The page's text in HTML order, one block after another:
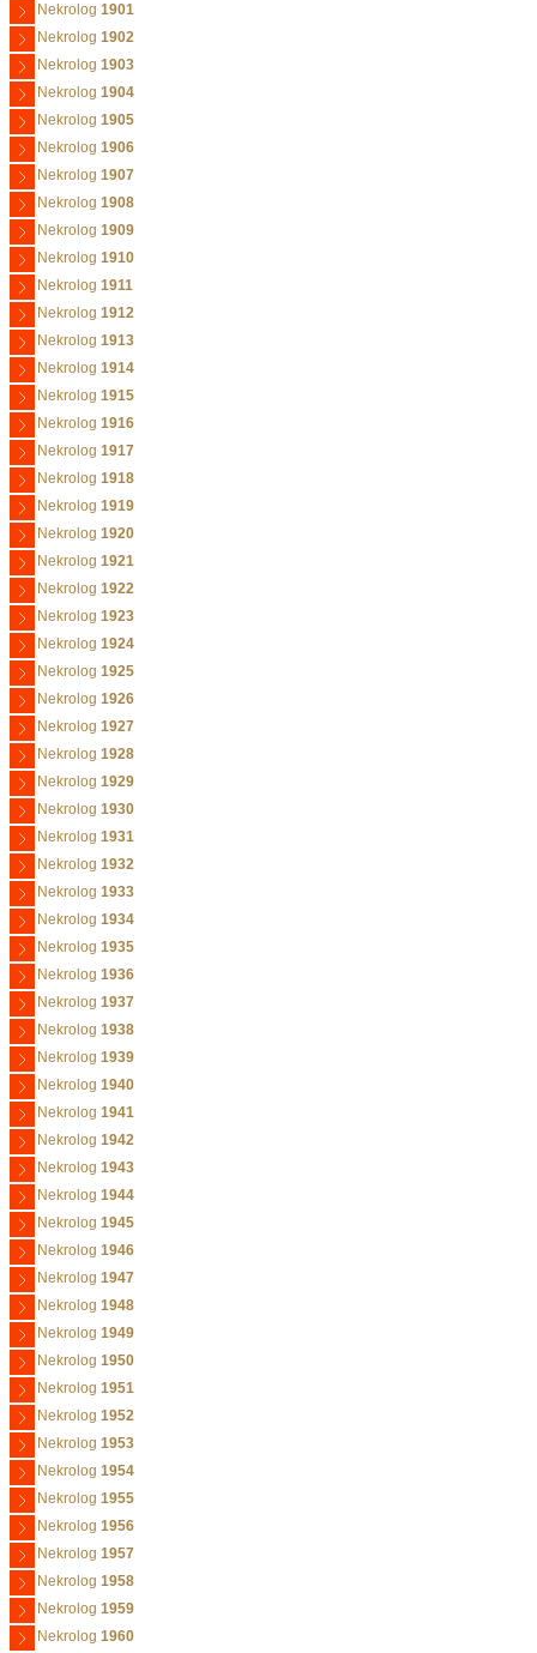
Nekrolog 1901
Nekrolog 1902
Nekrolog 1903
Nekrolog 1904
Nekrolog 1905
Nekrolog 1906
Nekrolog 1907
Nekrolog 1908
Nekrolog 1909
Nekrolog 1910
Nekrolog 1911
Nekrolog 1912
Nekrolog 1913
Nekrolog 1914
Nekrolog 1915
Nekrolog 1916
Nekrolog 1917
Nekrolog 1918
Nekrolog 1919
Nekrolog 1920
Nekrolog 1921
Nekrolog 1922
Nekrolog 1923
Nekrolog 1924
Nekrolog 1925
Nekrolog 1926
Nekrolog 1927
Nekrolog 1928
Nekrolog 1929
Nekrolog 1930
Nekrolog 1931
Nekrolog 1932
Nekrolog 1933
Nekrolog 1934
Nekrolog 1935
Nekrolog 1936
Nekrolog 1937
Nekrolog 1938
Nekrolog 1939
Nekrolog 1940
Nekrolog 1941
Nekrolog 1942
Nekrolog 1943
Nekrolog 1944
Nekrolog 1945
Nekrolog 1946
Nekrolog 1947
Nekrolog 1948
Nekrolog 1949
Nekrolog 1950
Nekrolog 1951
Nekrolog 1952
Nekrolog 1953
Nekrolog 1954
Nekrolog 1955
Nekrolog 1956
Nekrolog 1957
Nekrolog 1958
Nekrolog 1959
Nekrolog 1960